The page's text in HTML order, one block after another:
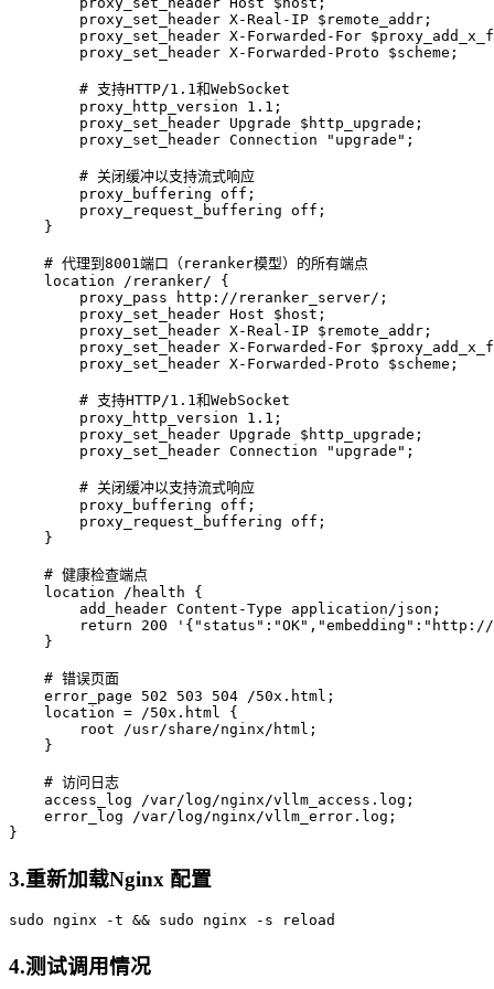
proxy_set_header X-Real-IP $remote_addr;
proxy_set_header X-Forwarded-For
proxy_set_header X-Forwarded-Proto $scheme;
# 支持HTTP/1.1和WebSocket
proxy_http_version
1 . 1 ;
proxy_set_header Upgrade $http_upgrade;
proxy_set_header Connection "upgrade" ;
# 关闭缓冲以支持流式响应
proxy_buffering off ;
proxy_request_buffering off ;
    }
# 代理到8001端口（reranker模型）的所有端点
location /reranker/ {
proxy_pass http://reranker_server/;
proxy_set_header Host $host;
proxy_set_header X-Real-IP $remote_addr;
proxy_set_header X-Forwarded-For
proxy_set_header X-Forwarded-Proto $scheme;
# 支持HTTP/1.1和WebSocket
proxy_http_version
1 . 1 ;
proxy_set_header Upgrade $http_upgrade;
proxy_set_header Connection "upgrade" ;
# 关闭缓冲以支持流式响应
proxy_buffering off ;
proxy_request_buffering off ;
    }
# 健康检查端点
location /health {
add_header Content-Type application/json;
return
200
    }
# 错误页面
error_page
502 503 504 /50x.html;
location = /50x.html {
root /usr/share/nginx/html;
    }
# 访问日志
access_log /var/log/nginx/vllm_access.log;
error_log /var/log/nginx/vllm_error.log;
3.重新加载Nginx 配置
sudo
4.测试调用情况